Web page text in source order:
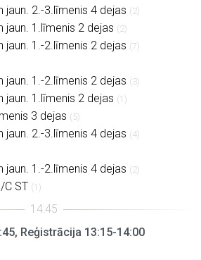
jaun. 2.-3.līmenis 4 dejas (2)
jaun. 1.līmenis 2 dejas (2)
jaun. 1.-2.līmenis 2 dejas (7)
jaun. 1.-2.līmenis 2 dejas (3)
jaun. 1.līmenis 2 dejas (1)
3 dejas (5)
jaun. 2.-3.līmenis 4 dejas (4)
jaun. 1.-2.līmenis 4 dejas (2)
C ST (1)
Reģistrācija 13:15-14:00